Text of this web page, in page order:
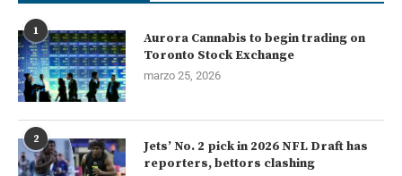
1
Aurora Cannabis to begin trading on
Toronto Stock Exchange
marzo 25, 2026
2
Jets’ No. 2 pick in 2026 NFL Draft has
reporters, bettors clashing